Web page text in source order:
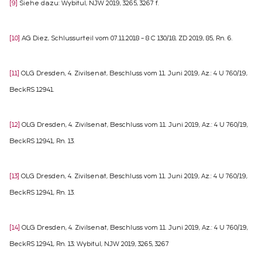
[9] Siehe dazu: Wybitul, NJW 2019, 3265, 3267 f.
[10] AG Diez, Schlussurteil vom 07.11.2018 – 8 C 130/18, ZD 2019, 85, Rn. 6.
[11] OLG Dresden, 4. Zivilsenat, Beschluss vom 11. Juni 2019, Az.: 4 U 760/19,
BeckRS 12941.
[12] OLG Dresden, 4. Zivilsenat, Beschluss vom 11. Juni 2019, Az.: 4 U 760/19,
BeckRS 12941, Rn. 13.
[13] OLG Dresden, 4. Zivilsenat, Beschluss vom 11. Juni 2019, Az.: 4 U 760/19,
BeckRS 12941, Rn. 13.
[14] OLG Dresden, 4. Zivilsenat, Beschluss vom 11. Juni 2019, Az.: 4 U 760/19,
BeckRS 12941, Rn. 13; Wybitul, NJW 2019, 3265, 3267